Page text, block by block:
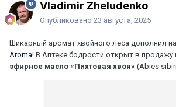
Vladimir Zheludenko
Опубликовано 23 августа, 2025
Шикарный аромат хвойного леса дополнил
Aroma! В Аптеке бодрости открыт в продажу
эфирное масло «Пихтовая хвоя» (Abies